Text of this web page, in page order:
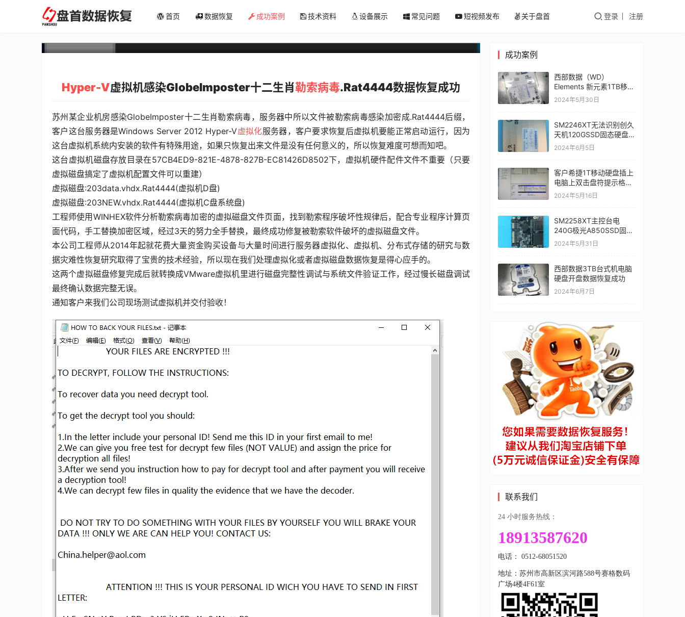
首页 数据恢复 成功案例 技术资料 设备展示 常见问题 短视频发布 关于盘首 登录 注册
数据恢复成功
Hyper-V虚拟机感染GlobeImposter十二生肖勒索病毒.Rat4444数据恢复成功
苏州某企业机房感染GlobeImposter十二生肖勒索病毒，服务器中所以文件被勒索病毒感染加密成.Rat4444后缀，
客户这台服务器是Windows Server 2012 Hyper-V虚拟化服务器，客户要求恢复后虚拟机要能正常启动运行，因为
这台虚拟机系统内安装的软件有特殊用途，如果只恢复出来文件是没有任何意义的，所以恢复难度可想而知吧。
这台虚拟机磁盘存放目录在57CB4ED9-821E-4878-827B-EC81426D8502下，虚拟机硬件配件文件不重要（只要
虚拟磁盘搞定了虚拟机配置文件可以重建）
虚拟磁盘:203data.vhdx.Rat4444(虚拟机D盘)
虚拟磁盘:203NEW.vhdx.Rat4444(虚拟机C盘系统盘)
工程师使用WINHEX软件分析勒索病毒加密的虚拟磁盘文件页面，找到勒索程序破坏性规律后，配合专业程序计算页
面代码，手工替换加密区域，经过3天的努力全手替换，最终成功修复被勒索软件破坏的虚拟磁盘文件。
本公司工程师从2014年起就花费大量资金购买设备与大量时间进行服务器虚拟化、虚拟机、分布式存储的研究与数
据灾难性恢复研究取得了宝贵的技术经验，所以现在我们处理虚拟化或者虚拟磁盘数据恢复是得心应手的。
这两个虚拟磁盘修复完成后就转换成VMware虚拟机里进行磁盘完整性调试与系统文件验证工作，经过慢长磁盘调试
最终确认数据完整无误。
通知客户来我们公司现场测试虚拟机并交付验收！
成功案例
西部数据（WD）
Elements 新元素1TB移动
硬盘开盘数据恢复
2024年5月30日
SM2246XT无法识别创久
天机120GSSD固态硬盘掉
盘不读盘无法识别数据恢
2024年6月5日
客户希捷1T移动硬盘插上
电脑上双击盘符提示格式
化
2024年5月16日
SM2258XT主控台电
240G极光A850SSD固态
硬盘二次数据恢复成功
2024年5月31日
西部数据3TB台式机电脑
硬盘开盘数据恢复成功
2024年6月7日
联系我们
24 小时服务热线：
18913587620
电话： 0512-68051520
地址：苏州市高新区滨河路588号赛格数码
广场4楼4F61室